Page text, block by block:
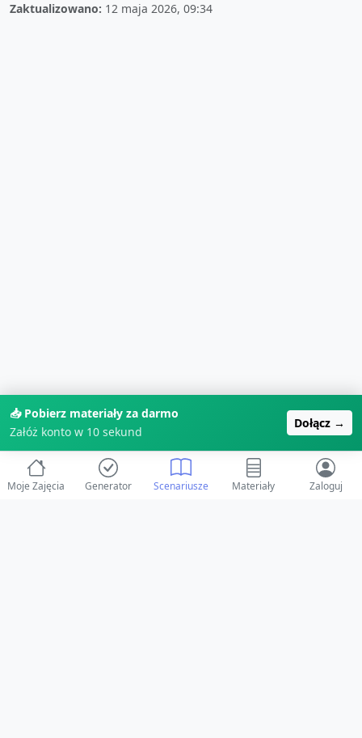
Zaktualizowano: 12 maja 2026, 09:34
📥 Pobierz materiały za darmo
Załóż konto w 10 sekund
Dołącz →
Moje Zajęcia Generator Scenariusze Materiały Zaloguj